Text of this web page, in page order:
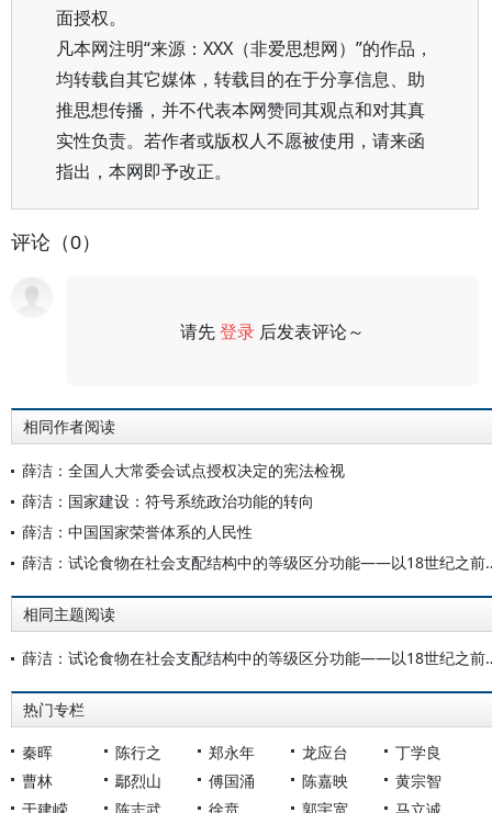
面授权。
凡本网注明“来源：XXX（非爱思想网）”的作品，
均转载自其它媒体，转载目的在于分享信息、助
推思想传播，并不代表本网赞同其观点和对其真
实性负责。若作者或版权人不愿被使用，请来函
指出，本网即予改正。
评论（0）
请先登录 后发表评论～
相同作者阅读
薛洁：全国人大常委会试点授权决定的宪法检视
薛洁：国家建设：符号系统政治功能的转向
薛洁：中国国家荣誉体系的人民性
薛洁：试论食物在社会支
相同主题阅读
薛洁：试论食物在社会支
热门专栏
秦晖 陈行之 郑永年 龙应台
丁学良
曹林
鄢烈山 傅国涌 陈嘉映
黄宗智